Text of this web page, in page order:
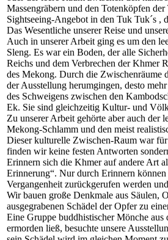
Massengräbern und den Totenköpfen
Sightseeing-Angebot in den Tuk Tuk´s ,
Das Wesentliche unserer Reise und
Auch in unserer Arbeit ging es um den
Sleng. Es war ein Boden, der alle
Reichs und dem Verbrechen der Khmer
des Mekong. Durch die Zwischenräume
der Ausstellung herumgingen, desto
des Schweigens zwischen den
Ek. Sie sind gleichzeitig Kultur- und
Zu unserer Arbeit gehörte aber auch der
Mekong-Schlamm und den meist
Dieser kulturelle Zwischen-Raum war
finden wir keine festen Antworten
Erinnern sich die Khmer auf andere Art
Erinnerung“. Nur durch Erinnern können
Vergangenheit zurückgerufen werden
Wir bauen große Denkmale aus Säulen,
ausgegrabenen Schädel der Opfer zu
Eine Gruppe buddhistischer Mönche
ermorden ließ, besuchte unsere